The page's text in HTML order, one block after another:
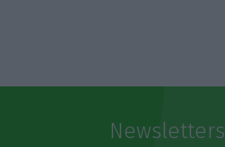
Newsletters